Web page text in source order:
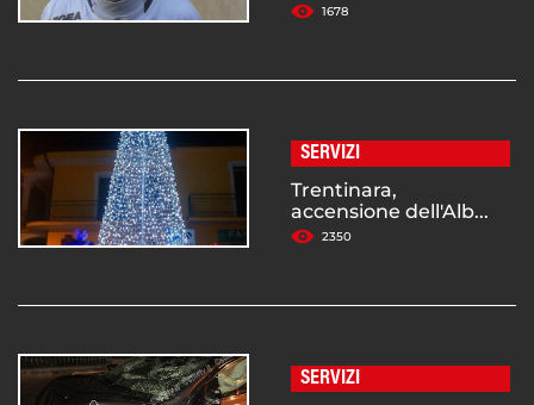
1678
SERVIZI
Trentinara,
accensione dell'Alb...
2350
SERVIZI